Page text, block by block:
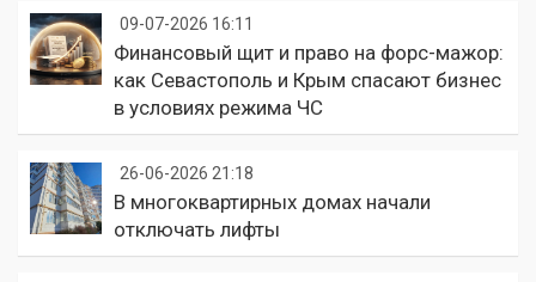
09-07-2026 16:11
Финансовый щит и право на форс-мажор:
как Севастополь и Крым спасают бизнес
в условиях режима ЧС
26-06-2026 21:18
В многоквартирных домах начали
отключать лифты